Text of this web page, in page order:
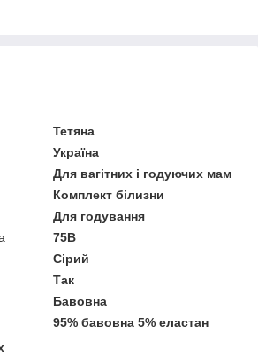
Тетяна
Україна
Для вагітних і годуючих мам
Комплект білизни
Для годування
75B
Сірий
Так
Бавовна
95% бавовна 5% еластан